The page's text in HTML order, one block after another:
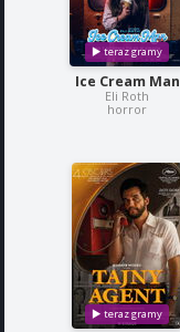
Ice Cream Man
Eli Roth
horror